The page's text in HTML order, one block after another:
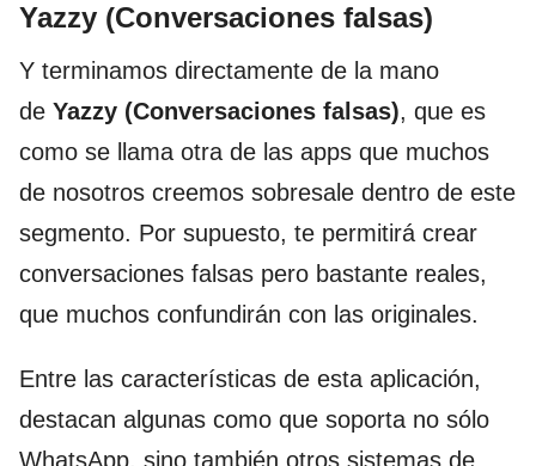
Yazzy (Conversaciones falsas)
Y terminamos directamente de la mano
de Yazzy (Conversaciones falsas), que es
como se llama otra de las apps que muchos
de nosotros creemos sobresale dentro de este
segmento. Por supuesto, te permitirá crear
conversaciones falsas pero bastante reales,
que muchos confundirán con las originales.
Entre las características de esta aplicación,
destacan algunas como que soporta no sólo
WhatsApp, sino también otros sistemas de